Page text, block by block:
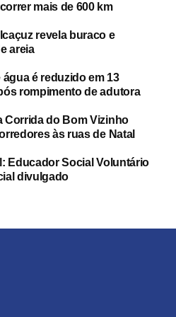
mais de 600 km
revela buraco e
areia
é reduzido em 13
rompimento de adutora
Corrida do Bom Vizinho
às ruas de Natal
Educador Social Voluntário
divulgado